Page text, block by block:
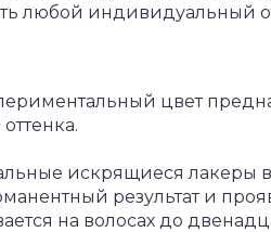
любой индивидуальный
цвет
искрящиеся лакеры в
результат и
на волосах до